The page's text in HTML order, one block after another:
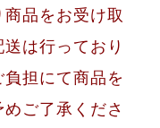
品をお受け取
は行っており
担にて商品を
ご了承くださ